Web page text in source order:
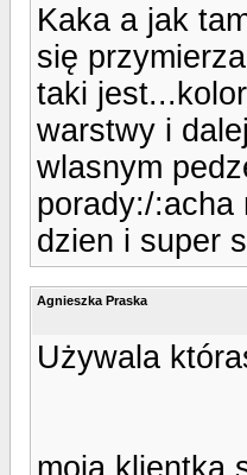
Kaka a jak
się
taki
warstwy i
wlasnym
porady:/:acha
dzien i super
Agnieszka Praska
Używala
moja klientka